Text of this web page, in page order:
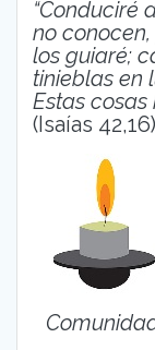
“Conduciré
no
los guiaré;
tinieblas en
Estas cosas
(Isaías 42,16)